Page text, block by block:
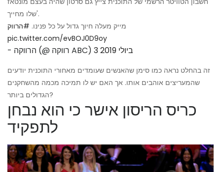
'שלו מחייך.
מייק מעלה חיוך גדול על כל פנינו. #הרווק
pic.twitter.com/evBOJ0D9oy
- הרווקה (@ רווקה ABC) 3 ביולי 2019
זה בהחלט נראה כמו סימן שהאנשים שעומדים מאחורי התוכנית יודעים
שהמעריצים אוהבים אותו. אך האם יש לו תמיכה מכמה מהשחקנים
הגדולים ביותר?
כריס הריסון אישר כי הוא נבחן
לתפקיד